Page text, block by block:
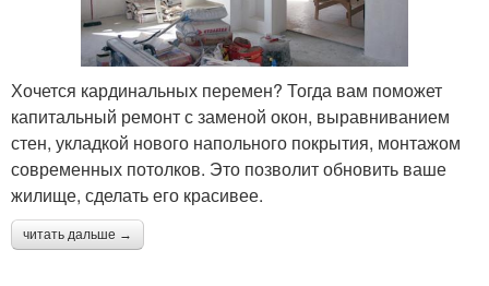
Хочется кардинальных перемен? Тогда вам поможет
капитальный ремонт с заменой окон, выравниванием
стен, укладкой нового напольного покрытия, монтажом
современных потолков. Это позволит обновить ваше
жилище, сделать его красивее.
читать дальше →